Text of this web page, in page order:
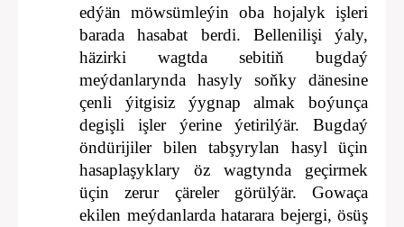
edýän möwsümleýin oba hojalyk işleri
barada hasabat berdi. Bellenilişi ýaly,
häzirki wagtda sebitiň bugdaý
meýdanlarynda hasyly soňky dänesine
çenli ýitgisiz ýygnap almak boýunça
degişli işler ýerine ýetirilýär. Bugdaý
öndürijiler bilen tabşyrylan hasyl üçin
hasaplaşyklary öz wagtynda geçirmek
üçin zerur çäreler görülýär. Gowaça
ekilen meýdanlarda hatarara bejergi, ösüş